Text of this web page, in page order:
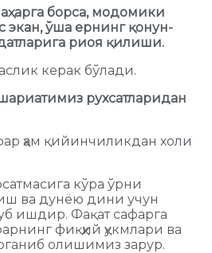
борса, модомики
экан, ўша ернинг қонун-
риоя қилиши.
керак бўлади.
рухсатларидан
ҳам қийинчиликдан холи
кўра ўрни
ва дунёю дини учун
ишдир. Фақат сафарга
фиқҳий ҳукмлари ва
олишимиз зарур.